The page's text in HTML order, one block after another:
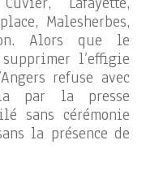
Malesherbes,
Alors que le
l’effigie
refuse avec
par la presse
sans cérémonie
la présence de